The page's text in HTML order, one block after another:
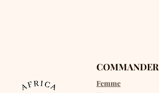
COMMANDER
Femme